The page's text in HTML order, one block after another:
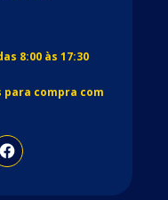
8:00 às 17:30
para compra com